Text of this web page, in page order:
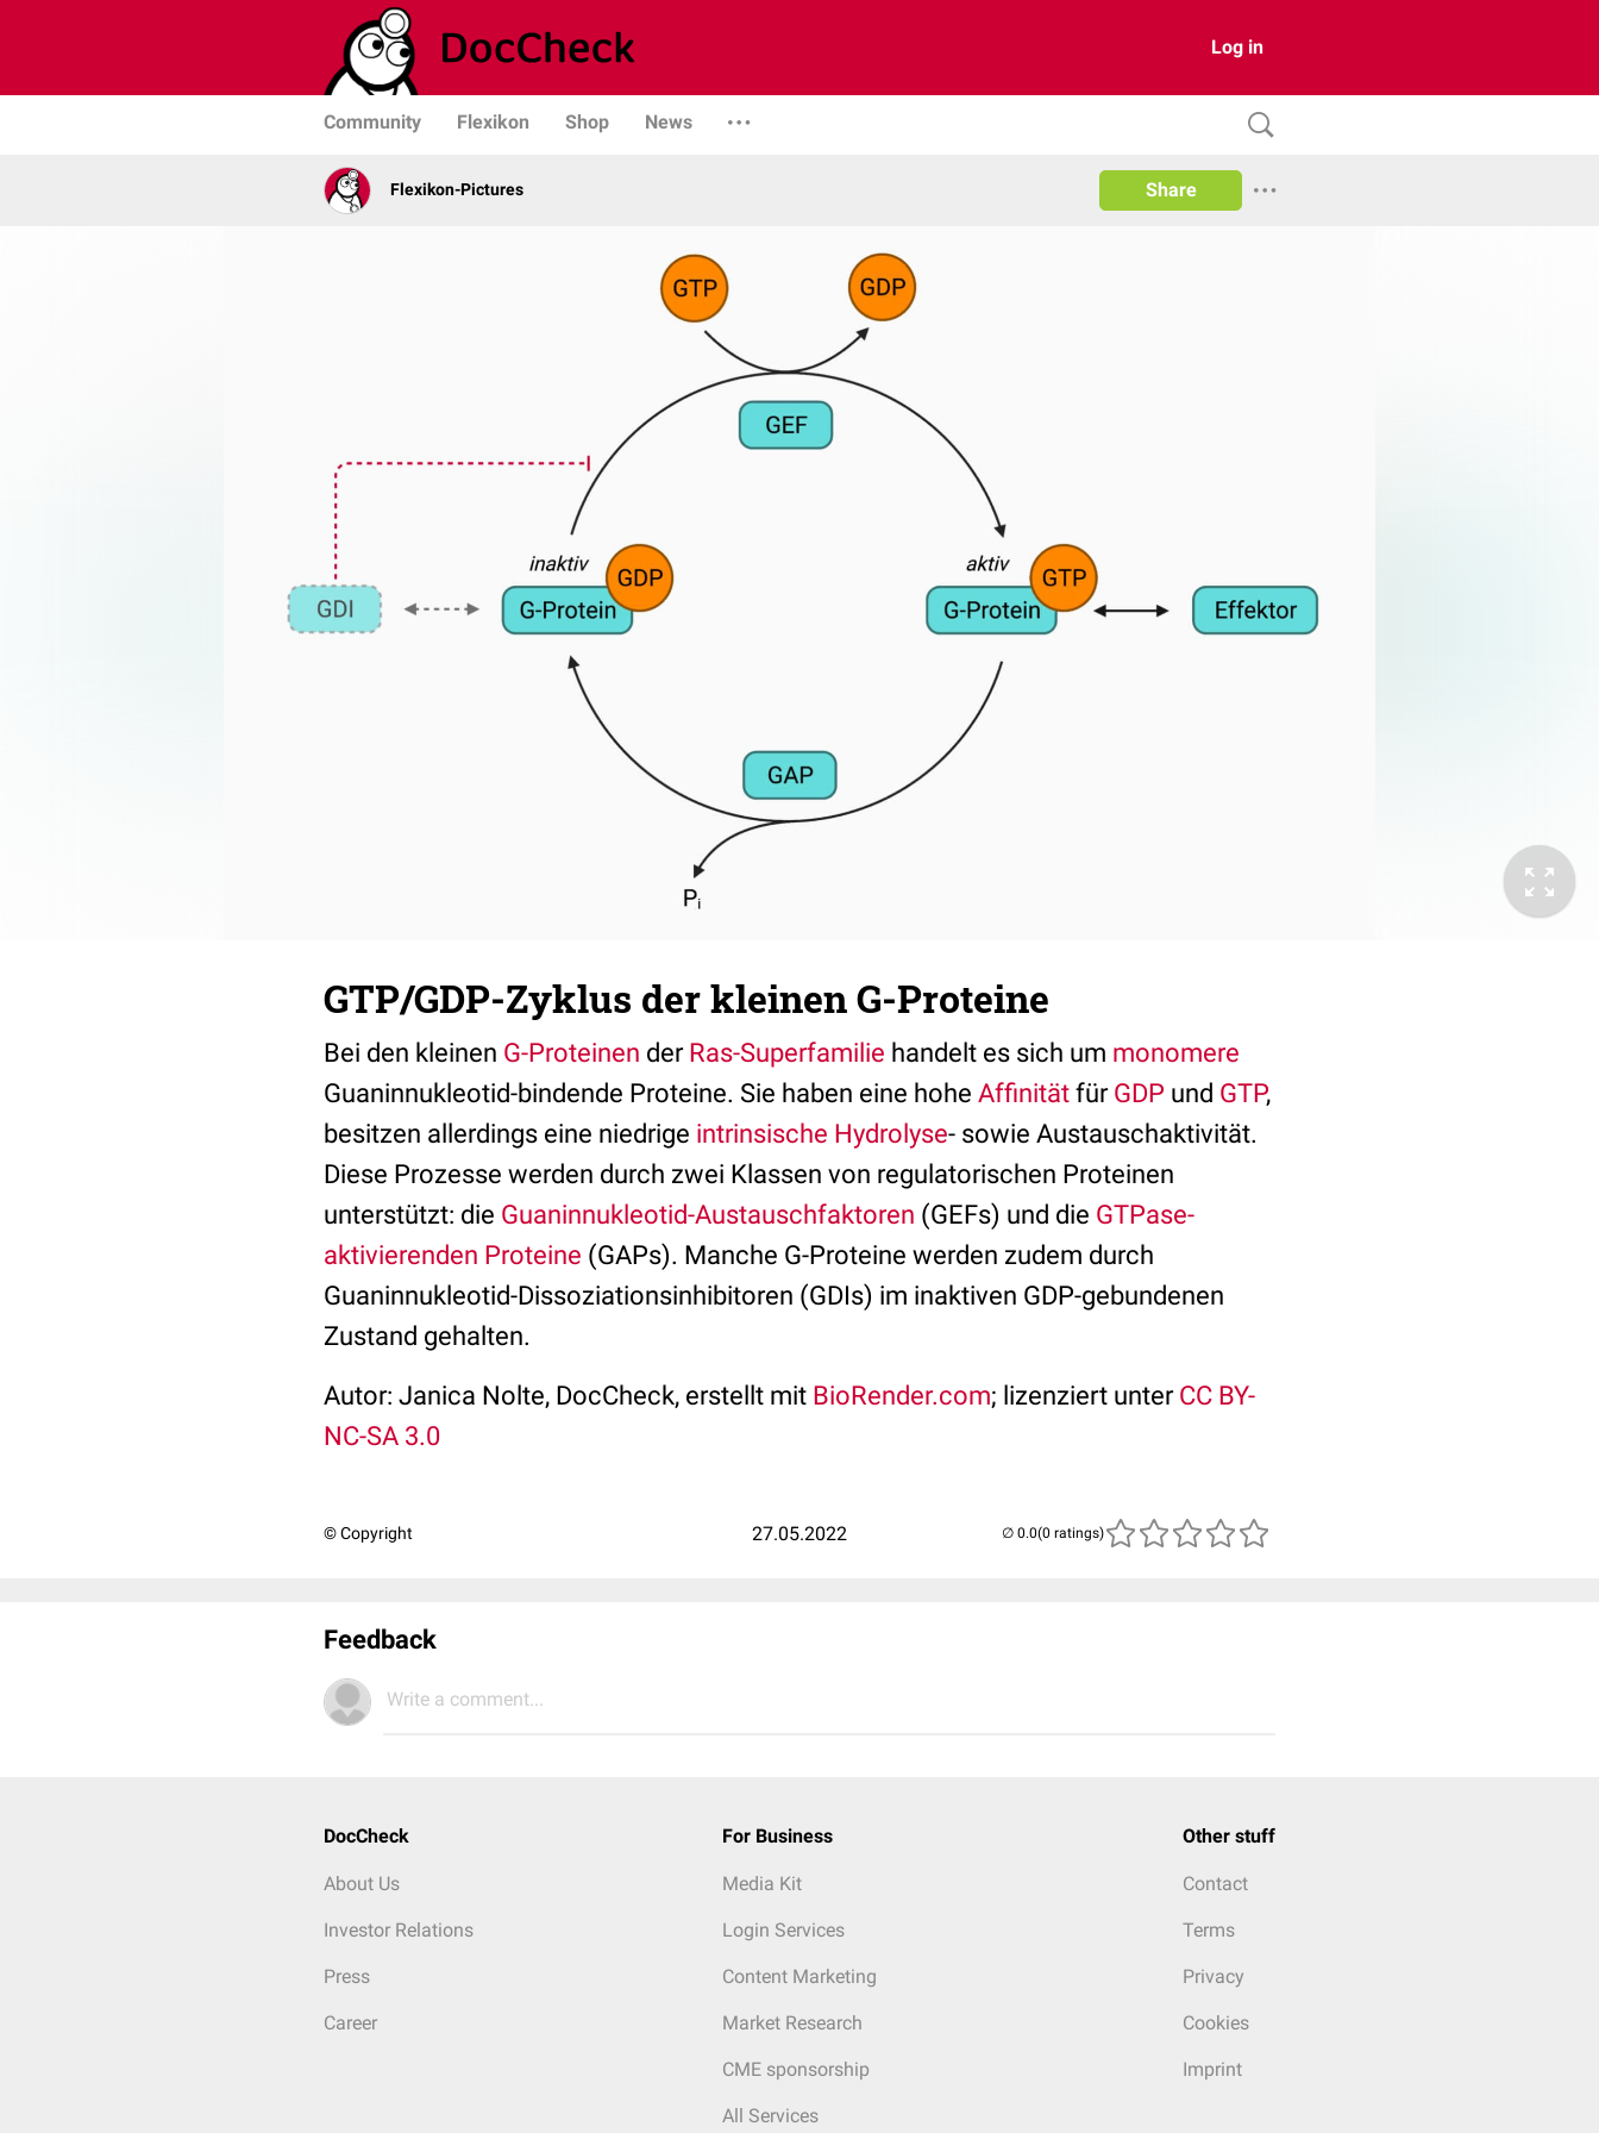
Log in
Community Flexikon Shop News
Flexikon-Pictures Share
GTP/GDP-Zyklus der kleinen G-Proteine
Bei den kleinen G-Proteinen der Ras-Superfamilie handelt es sich um monomere
Guaninnukleotid-bindende Proteine. Sie haben eine hohe Affinität für GDP und GTP,
besitzen allerdings eine niedrige intrinsische Hydrolyse- sowie Austauschaktivität.
Diese Prozesse werden durch zwei Klassen von regulatorischen Proteinen
unterstützt: die Guaninnukleotid-Austauschfaktoren (GEFs) und die GTPase-
aktivierenden Proteine (GAPs). Manche G-Proteine werden zudem durch
Guaninnukleotid-Dissoziationsinhibitoren (GDIs) im inaktiven GDP-gebundenen
Zustand gehalten.
Autor: Janica Nolte, DocCheck, erstellt mit BioRender.com; lizenziert unter CC BY-
NC-SA 3.0
© Copyright 27.05.2022 (0 ratings)
Feedback
Write a comment...
DocCheck
About Us
Investor Relations
Press
Career
For Business
Media Kit
Login Services
Content Marketing
Market Research
CME sponsorship
All Services
Other stuff
Contact
Terms
Privacy
Cookies
Imprint